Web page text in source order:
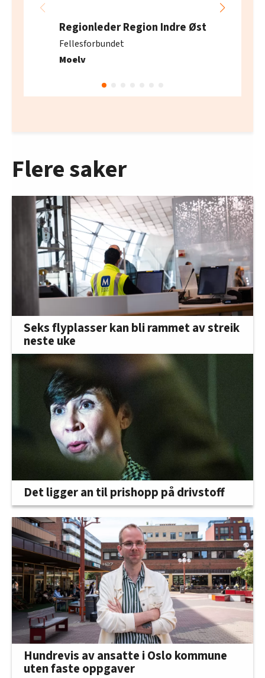
Regionleder Region Indre Øst
Fellesforbundet
Moelv
Flere saker
Seks flyplasser kan bli rammet av streik
neste uke
Det ligger an til prishopp på drivstoff
Hundrevis av ansatte i Oslo kommune
uten faste oppgaver